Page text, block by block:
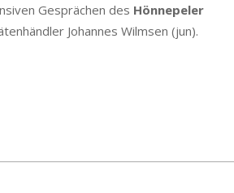
Gesprächen des Hönnepeler
Johannes Wilmsen (jun).